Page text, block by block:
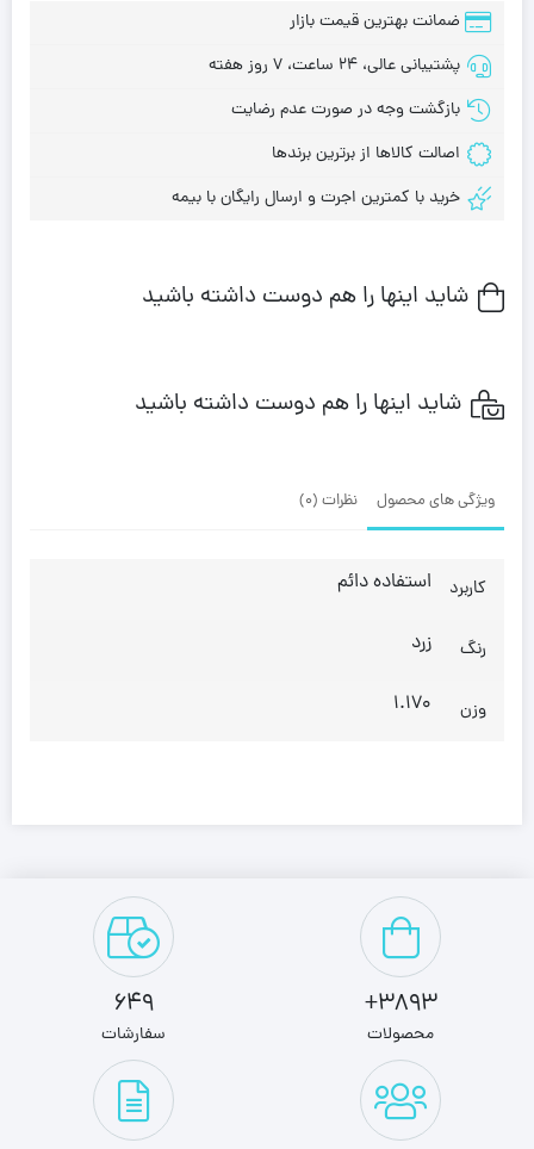
ضمانت بهترین قیمت بازار
پشتیبانی عالی، 24 ساعت، 7 روز هفته
بازگشت وجه در صورت عدم رضایت
اصالت کالاها از برترین برندها
خرید با کمترین اجرت و ارسال رایگان با بیمه
شاید اینها را هم دوست داشته باشید
شاید اینها را هم دوست داشته باشید
ویژگی های محصول نظرات (0)
کاربرد استفاده دائم
رنگ زرد
وزن 1.170
3893+
محصولات
649
سفارشات